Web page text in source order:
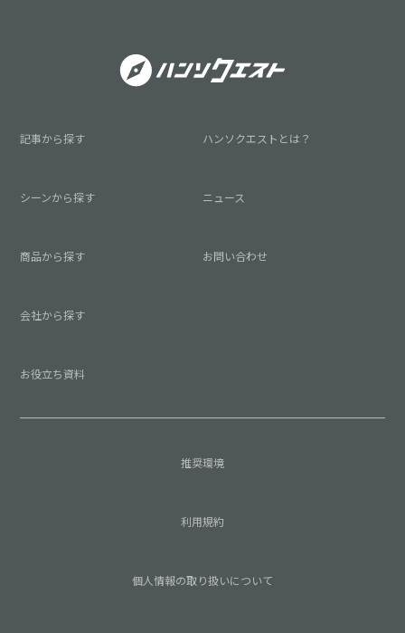
記事から探す
シーンから探す
商品から探す
会社から探す
お役立ち資料
ハンソクエストとは？
ニュース
お問い合わせ
推奨環境
利用規約
個人情報の取り扱いについて